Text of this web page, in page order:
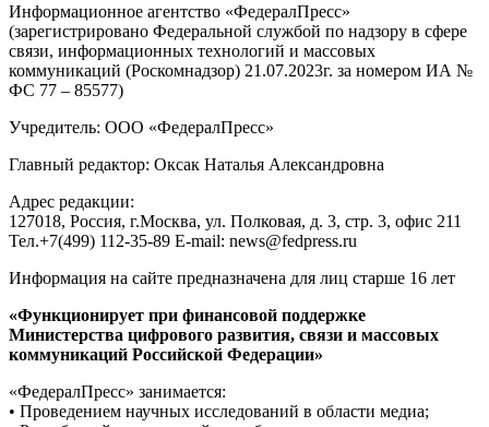
Информационное агентство «ФедералПресс»
(зарегистрировано Федеральной службой по надзору в сфере
связи, информационных технологий и массовых
коммуникаций (Роскомнадзор) 21.07.2023г. за номером ИА №
ФС 77 – 85577)
Учредитель: ООО «ФедералПресс»
Главный редактор: Оксак Наталья Александровна
Адрес редакции:
127018, Россия, г.Москва, ул. Полковая, д. 3, стр. 3, офис 211
Тел.+7(499) 112-35-89 E-mail: news@fedpress.ru
Информация на сайте предназначена для лиц старше 16 лет
«Функционирует при финансовой поддержке
Министерства цифрового развития, связи и массовых
коммуникаций Российской Федерации»
«ФедералПресс» занимается:
• Проведением научных исследований в области медиа;